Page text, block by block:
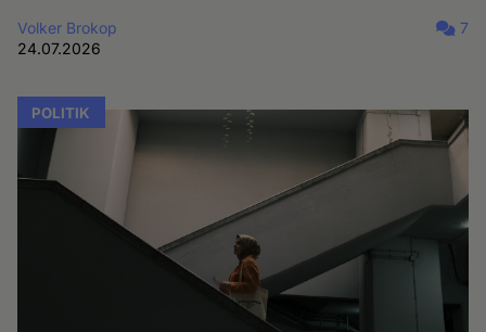
Volker Brokop
24.07.2026
7
POLITIK